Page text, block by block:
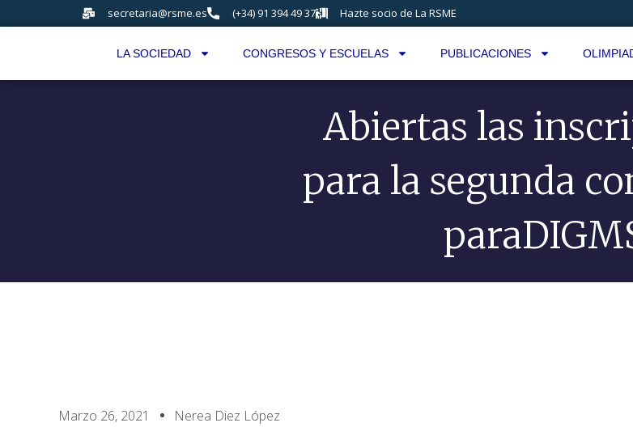
secretaria@rsme.es (+34) 91 394 49 37 Hazte socio de La RSME
LA SOCIEDAD CONGRESOS Y ESCUELAS PUBLICACIONES
Abiertas las
para la segunda
Marzo 26, 2021 Nerea Diez López